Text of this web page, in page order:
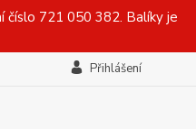
číslo 721 050 382. Balíky je
Přihlášení